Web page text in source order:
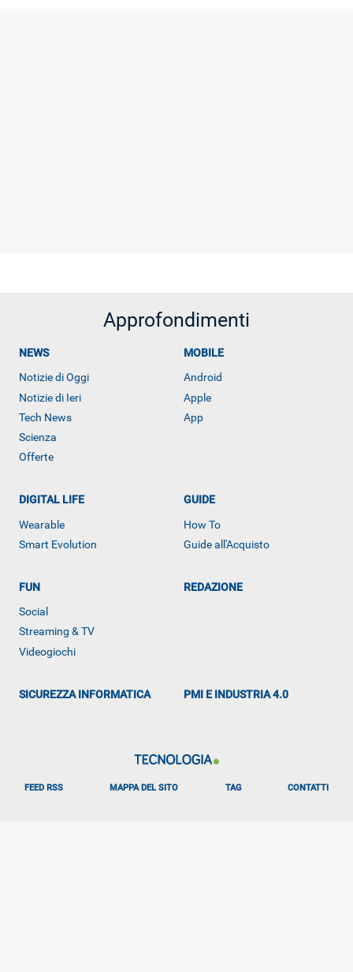
Approfondimenti
NEWS
Notizie di Oggi
Notizie di Ieri
Tech News
Scienza
Offerte
MOBILE
Android
Apple
App
DIGITAL LIFE
Wearable
Smart Evolution
GUIDE
How To
Guide all'Acquisto
FUN
Social
Streaming & TV
Videogiochi
REDAZIONE
SICUREZZA INFORMATICA PMI E INDUSTRIA 4.0
FEED RSS MAPPA DEL SITO TAG CONTATTI